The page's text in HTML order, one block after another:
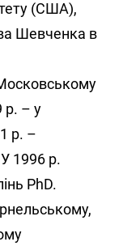
(США),
Шевченка в
р. – у
р. –
1996 р.
PhD.